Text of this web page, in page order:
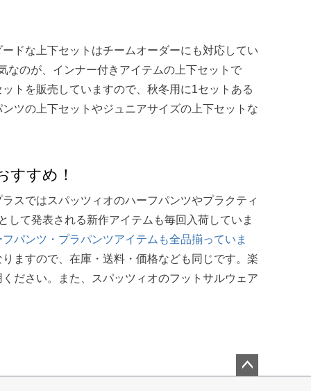
ドな上下セットはチームオーダーにも対応してい
なのが、インナー付きアイテムの上下セットで
トを販売していますので、秋冬用に1セットある
ツの上下セットやジュニアサイズの上下セットな
すすめ！
スではスパッツィオのハーフパンツやプラクティ
て発表される新作アイテムも毎回入荷していま
パンツ・プラパンツアイテムも全品揃っていま
ますので、在庫・送料・価格なども同じです。楽
ださい。また、スパッツィオのフットサルウェア